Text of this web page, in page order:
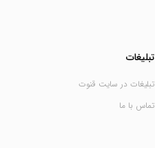
تبلیغات
تبلیغات در سایت قنوت
تماس با ما